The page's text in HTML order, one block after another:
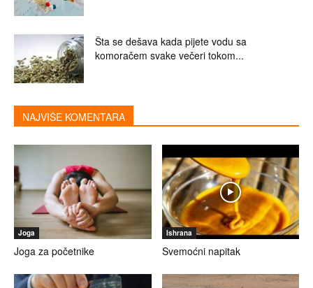
Šta se dešava kada pijete vodu sa
komoračem svake večeri tokom...
NAJVIŠE KOMENTARA
Joga
Joga za početnike
Ishrana
Svemoćni napitak